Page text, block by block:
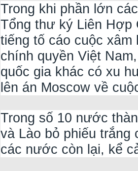
Trong khi phần lớn
Tổng thư ký Liên Hợp
tiếng tố cáo cuộc
chính quyền Việt
quốc gia khác có xu
lên án Moscow về
Trong số 10 nước
và Lào bỏ phiếu trắng
các nước còn lại, kể